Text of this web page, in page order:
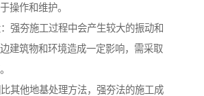
操作和维护。
强夯施工过程中会产生较大的振动和
建筑物和环境造成一定影响，需采取
其他地基处理方法，强夯法的施工成